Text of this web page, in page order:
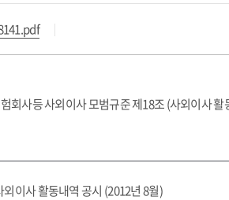
회사등 사외이사 모범규준 제18조 (사외이사
외이사 활동내역 공시 (2012년 8월)